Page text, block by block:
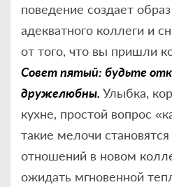
поведение создает
адекватного коллеги и
от того, что вы пришли
Совет пятый: будьте
дружелюбны. Улыбка,
кухне, простой вопрос
такие мелочи
отношений в новом
ожидать мгновенной